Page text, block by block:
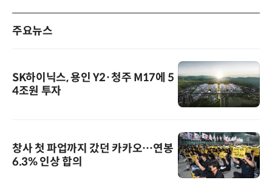
주요뉴스
SK하이닉스, 용인 Y2·청주 M17에 5
4조원 투자
창사 첫 파업까지 갔던 카카오…연봉
6.3% 인상 합의